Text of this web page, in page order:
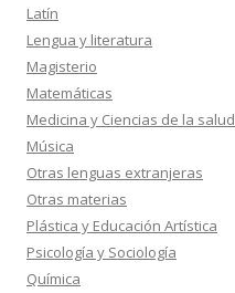
Latín
Lengua y literatura
Magisterio
Matemáticas
Medicina y Ciencias de la salud
Música
Otras lenguas extranjeras
Otras materias
Plástica y Educación Artística
Psicología y Sociología
Química